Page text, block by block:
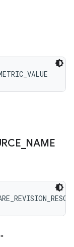
NAME